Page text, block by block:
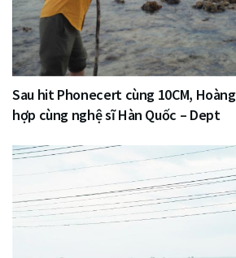
Sau hit Phonecert cùng 10CM,
hợp cùng nghệ sĩ Hàn Quốc – Dept